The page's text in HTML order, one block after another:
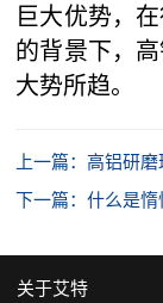
巨大优势，
的背景下，
大势所趋。
上一篇：高铝研
下一篇：什么是
关于艾特